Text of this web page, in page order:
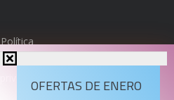
OFERTAS DE ENERO
Política